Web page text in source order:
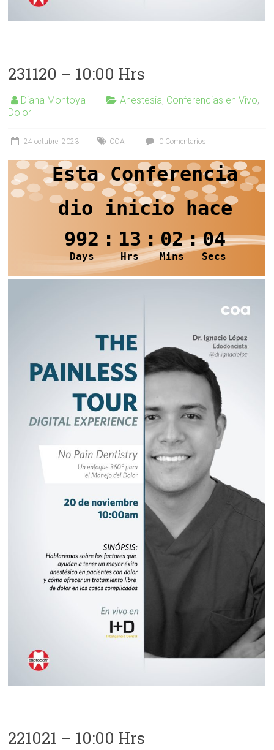
231120 – 10:00 Hrs
Diana Montoya Anestesia, Conferencias en Vivo,
Dolor
24 octubre, 2023 COA 0 Comentarios
221021 – 10:00 Hrs